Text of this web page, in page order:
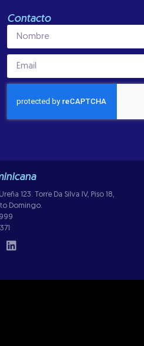
Contacto
123. Torre Da Silva IV, Piso 18,
Domingo.